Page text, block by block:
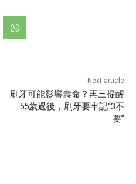
Next article
刷牙可能影響壽命？再三提醒
55歲過後，刷牙要牢記“3不
要”